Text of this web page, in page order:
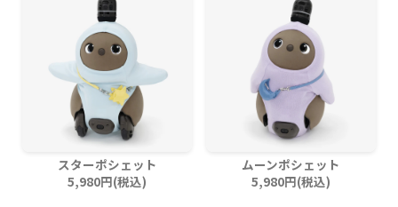
スターポシェット
5,980円(税込)
ムーンポシェット
5,980円(税込)